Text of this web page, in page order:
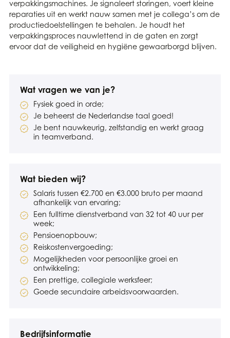
verpakkingsmachines. Je signaleert storingen, voert kleine
reparaties uit en werkt nauw samen met je collega’s om de
productiedoelstellingen te behalen. Je houdt het
verpakkingsproces nauwlettend in de gaten en zorgt
ervoor dat de veiligheid en hygiëne gewaarborgd blijven.
Wat vragen we van je?
Fysiek goed in orde;
Je beheerst de Nederlandse taal goed!
Je bent nauwkeurig, zelfstandig en werkt graag
in teamverband.
Wat bieden wij?
Salaris tussen €2.700 en €3.000 bruto per maand
afhankelijk van ervaring;
Een fulltime dienstverband van 32 tot 40 uur per
week;
Pensioenopbouw;
Reiskostenvergoeding;
Mogelijkheden voor persoonlijke groei en
ontwikkeling;
Een prettige, collegiale werksfeer;
Goede secundaire arbeidsvoorwaarden.
Bedrijfsinformatie